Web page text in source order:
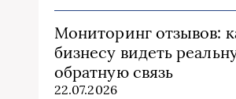
Мониторинг отзывов:
бизнесу видеть
обратную связь
22.07.2026